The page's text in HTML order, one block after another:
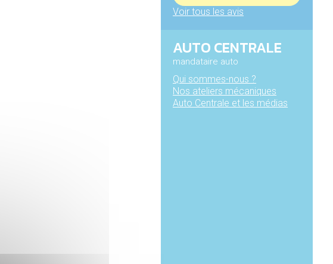
Voir tous les avis
AUTO CENTRALE
mandataire auto
Qui sommes-nous ?
Nos ateliers mécaniques
Auto Centrale et les médias